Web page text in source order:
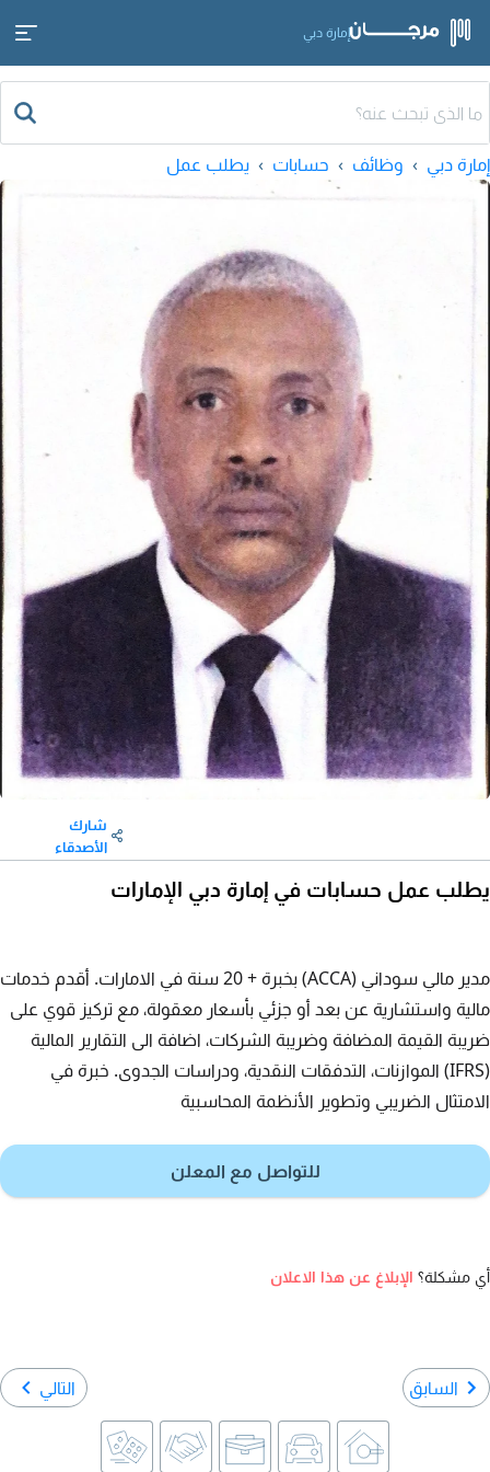
إمارة دبي
إمارة دبي وظائف حسابات يطلب عمل
شارك
الأصدقاء
يطلب عمل حسابات في إمارة دبي الإمارات
مدير مالي سوداني (ACCA) بخبرة + 20 سنة في الامارات. أقدم خدمات
مالية واستشارية عن بعد أو جزئي بأسعار معقولة، مع تركيز قوي على
ضريبة القيمة المضافة وضريبة الشركات، اضافة الى التقارير المالية
(IFRS) الموازنات، التدفقات النقدية، ودراسات الجدوى. خبرة في
الامتثال الضريبي وتطوير الأنظمة المحاسبية
للتواصل مع المعلن
أي مشكلة؟ الإبلاغ عن هذا الاعلان
السابق التالي